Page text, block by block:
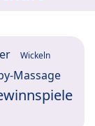
Wickeln
Massage